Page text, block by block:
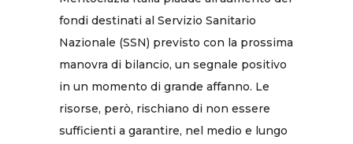
fondi destinati al Servizio Sanitario
Nazionale (SSN) previsto con la prossima
manovra di bilancio, un segnale positivo
in un momento di grande affanno. Le
risorse, però, rischiano di non essere
sufficienti a garantire, nel medio e lungo